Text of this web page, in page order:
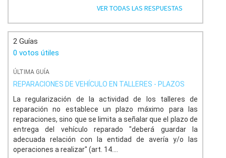
Con la Biomecánica en los accidentes de tráfico, se puede
estudiar cual ha sido el mecanismo lesional, que energía
ha recibido el cuerpo, como estadísticamente se dañan
las diferentes partes del cuerpo en función del golpe o
energía recibido, la zona anatómica que recibe esa energía
activa y pasiva que tiene el vehículo y que en su caso
afecten al entendimiento de la lesión.
MEDIACIÓN
La Mediación es un proceso voluntario en el que dos o
más partes involucradas en un conflicto trabajan con un
profesional imparcial, el mediador, para generar sus
propias soluciones con el fin de resolver sus diferencias.
El mediador trabajará para que las partes vuelvan a
VER TODAS LAS RESPUESTAS
2 Guías
0 votos útiles
ÚLTIMA GUÍA
REPARACIONES DE VEHÍCULO EN TALLERES - PLAZOS
La regularización de la actividad de los talleres de
reparación no establece un plazo máximo para las
reparaciones, sino que se limita a señalar que el plazo de
entrega del vehículo reparado "deberá guardar la
adecuada relación con la entidad de avería y/o las
operaciones a realizar" (art. 14....